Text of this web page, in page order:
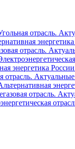
отрасль.
отрасль.
энергетика
отрасль.
отрасль.